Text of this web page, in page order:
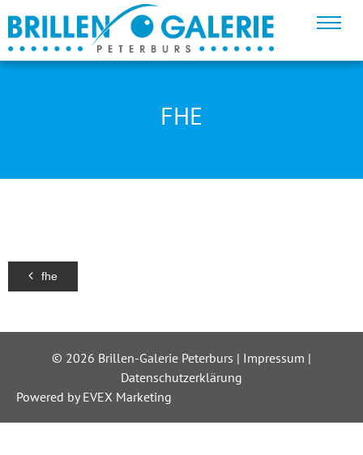
FHE
fhe
© 2026 Brillen-Galerie Peterburs | Impressum |
Datenschutzerklärung
Powered by EVEX Marketing